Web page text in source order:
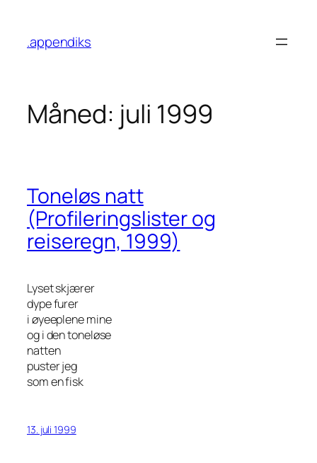
innhold
.appendiks
Måned: juli 1999
Toneløs natt
(Profileringslister og
reiseregn, 1999)
Lyset skjærer
dype furer
i øyeeplene mine
og i den toneløse
natten
puster jeg
som en fisk
13. juli 1999